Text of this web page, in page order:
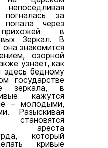
за
через
в
Зеркал. В
знакомится
озорной
узнает, как
здесь бедному
государстве
зеркала, в
кажутся
– молодыми,
Разыскивая
ареста
который
кривые